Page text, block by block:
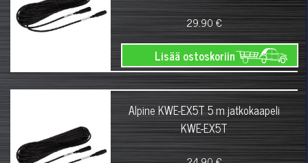
29.90 €
Lisää ostoskoriin
Alpine KWE-EX5T 5 m jatkokaapeli
KWE-EX5T